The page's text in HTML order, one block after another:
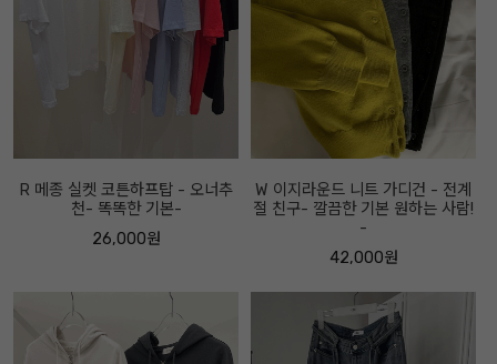
R 메종 실켓 코튼하프탑 - 오너추
천- 똑똑한 기본-
26,000원
W 이지라운드 니트 가디건 - 전계
절 친구- 깔끔한 기본 원하는 사람!
-
42,000원